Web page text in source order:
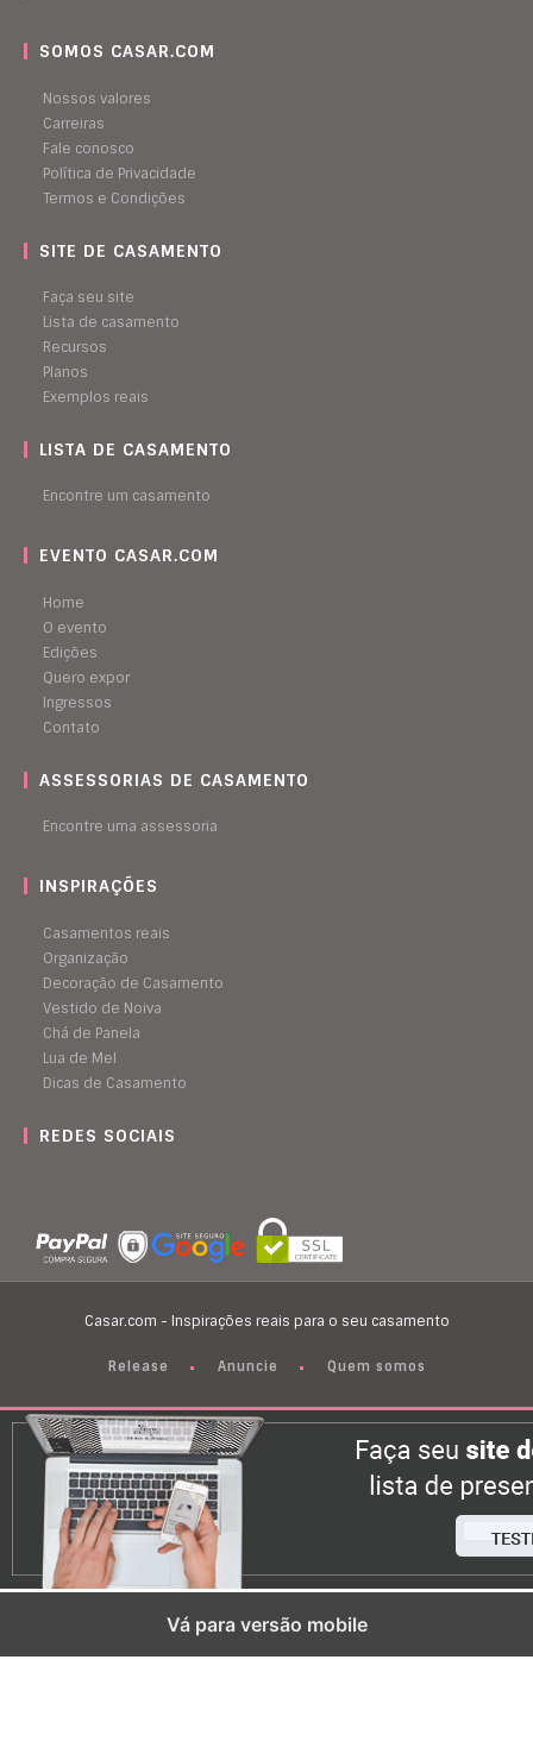
SOMOS CASAR.COM
Nossos valores
Carreiras
Fale conosco
Política de Privacidade
Termos e Condições
SITE DE CASAMENTO
Faça seu site
Lista de casamento
Recursos
Planos
Exemplos reais
LISTA DE CASAMENTO
Encontre um casamento
EVENTO CASAR.COM
Home
O evento
Edições
Quero expor
Ingressos
Contato
ASSESSORIAS DE CASAMENTO
Encontre uma assessoria
INSPIRAÇÕES
Casamentos reais
Organização
Decoração de Casamento
Vestido de Noiva
Chá de Panela
Lua de Mel
Dicas de Casamento
REDES SOCIAIS
Casar.com - Inspirações reais para o seu casamento
Release Anuncie Quem somos
Vá para versão mobile